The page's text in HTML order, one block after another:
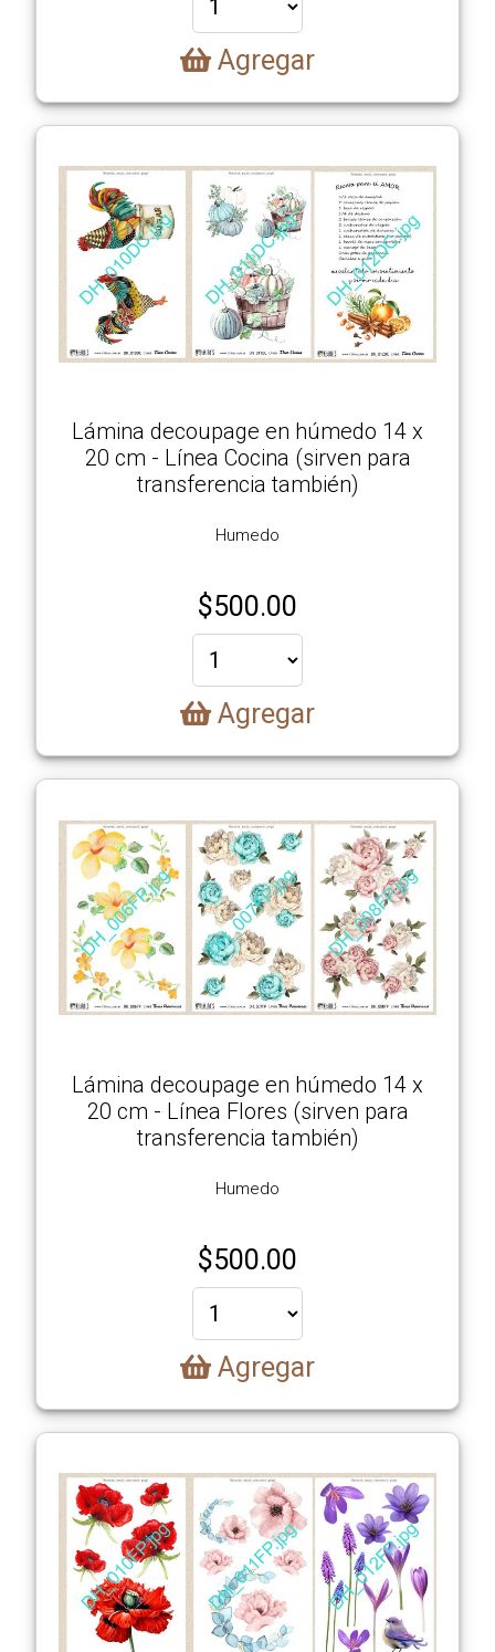
Agregar
Lámina decoupage en húmedo 14 x
20 cm - Línea Cocina (sirven para
transferencia también)
Humedo
$500.00
Agregar
Lámina decoupage en húmedo 14 x
20 cm - Línea Flores (sirven para
transferencia también)
Humedo
$500.00
Agregar